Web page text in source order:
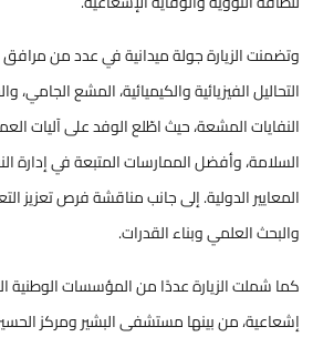
وتضمنت الزيارة جولة ميدانية في عدد من مرافق
التحاليل الفيزيائية والكيميائية، المشع
النفايات المشعة، حيث اطّلع الوفد على آليات
السلامة، وأفضل الممارسات المتبعة في إدارة
المعايير الدولية. إلى جانب مناقشة فرص تعزيز
والبحث العلمي وبناء القدرات.
كما شملت الزيارة عددًا من المؤسسات
إشعاعية، من بينها مستشفى البشير ومركز